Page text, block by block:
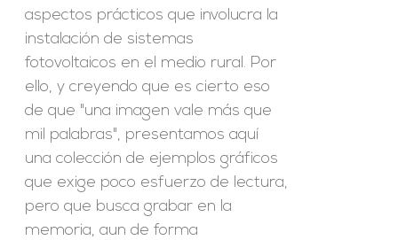
aspectos prácticos que involucra la
instalación de sistemas
fotovoltaicos en el medio rural. Por
ello, y creyendo que es cierto eso
de que "una imagen vale más que
mil palabras", presentamos aquí
una colección de ejemplos gráficos
que exige poco esfuerzo de lectura,
pero que busca grabar en la
memoria, aun de forma